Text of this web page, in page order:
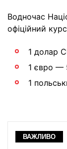
Водночас
офіційний
1 долар
1 євро —
1
ВАЖЛИВО